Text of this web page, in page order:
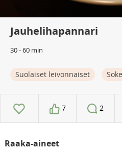
Jauhelihapannari
30 - 60 min
Suolaiset leivonnaiset
7 2
Raaka-aineet